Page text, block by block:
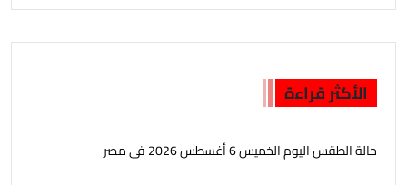
الأكثر قراءة
حالة الطقس اليوم الخميس 6 أغسطس 2026 فى مصر